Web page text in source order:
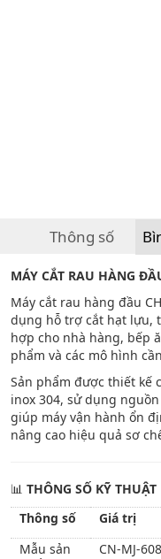
Thông số
MÁY CẮT RAU HÀNG
Máy cắt rau hàng đầu
dụng hỗ trợ cắt hạt lựu,
hợp cho nhà hàng, bếp
phẩm và các mô hình
Sản phẩm được thiết kế
inox 304, sử dụng
giúp máy vận hành ổn
nâng cao hiệu quả sơ
📊 THÔNG SỐ KỸ THUẬT
Thông số
Giá trị
Mẫu sản
CN-MJ-608